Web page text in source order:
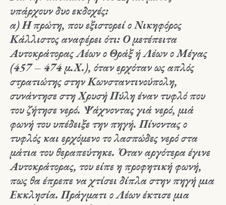
υπάρχουν δυο εκδοχές:
α)Η πρώτη, που εξιστορεί ο Νικηφόρος
Κάλλιστος αναφέρει ότι: Ο μετέπειτα
Αυτοκράτορας Λέων ο Θράξ ή Λέων ο Μέγας
(457 – 474 μ.Χ.), όταν ερχόταν ως απλός
στρατιώτης στην Κωνσταντινούπολη,
συνάντησε στη Χρυσή Πύλη έναν τυφλό που
του ζήτησε νερό. Ψάχνοντας γιά νερό, μιά
φωνή του υπέδειξε την πηγή. Πίνοντας ο
τυφλός και ερχόμενο το λασπώδες νερό στα
μάτια του θεραπεύτηκε. Όταν αργότερα έγινε
Αυτοκράτορας, του είπε η προφητική φωνή,
πως θα έπρεπε να χτίσει δίπλα στην πηγή μια
Εκκλησία. Πράγματι ο Λέων έκτισε μια